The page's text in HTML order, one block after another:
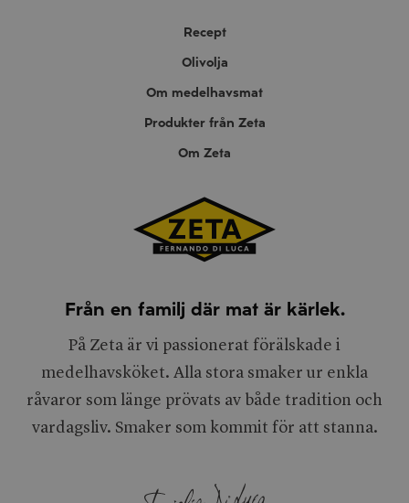
Recept
Olivolja
Om medelhavsmat
Produkter från Zeta
Om Zeta
Från en familj där mat är kärlek.
På Zeta är vi passionerat förälskade i
medelhavsköket. Alla stora smaker ur enkla
råvaror som länge prövats av både tradition och
vardagsliv. Smaker som kommit för att stanna.